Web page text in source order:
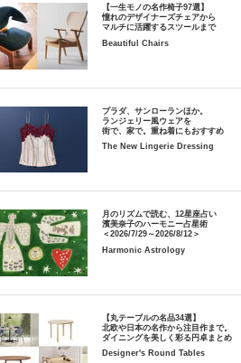
【一生モノの名作椅子97選】
憧れのデザイナーズチェアから
マルチに活躍するスツールまで
Beautiful Chairs
プラダ、サンローランほか。
ランジェリー風ウェアを
街で、家で。重ね着にもおすすめ
The New Lingerie Dressing
月のリズムで読む、12星座占い
濱美奈子のハーモニー占星術
＜2026/7/29～2026/8/12＞
Harmonic Astrology
【丸テーブルの名品34選】
北欧や日本の名作から注目作まで。
ダイニングを美しく彩る円卓まとめ
Designer's Round Tables